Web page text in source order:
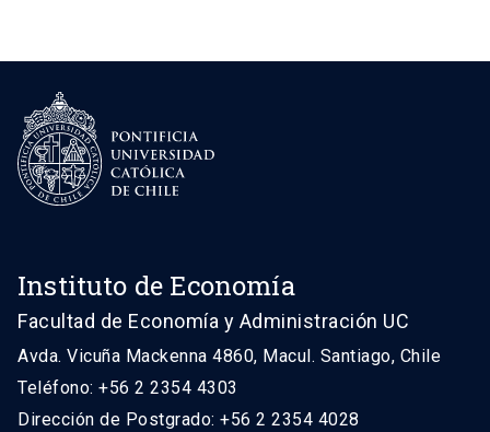
Instituto de Economía
Facultad de Economía y Administración UC
Avda. Vicuña Mackenna 4860, Macul. Santiago, Chile
Teléfono: +56 2 2354 4303
Dirección de Postgrado: +56 2 2354 4028